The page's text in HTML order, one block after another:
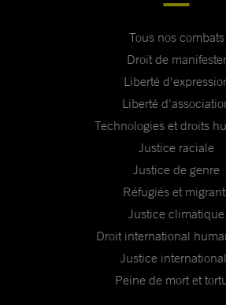
Tous nos combats
Droit de manifester
Liberté
Liberté
Technologies et droits
Justice raciale
Justice de genre
Réfugiés et
Justice climatique
Droit international
Justice
Peine de mort et